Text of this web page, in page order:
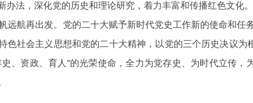
办法，深化党的历史和理论研究，着力丰富和传播红色文化。
远航再出发。党的二十大赋予新时代党史工作新的使命和任
色社会主义思想和党的二十大精神，以党的三个历史决议为
、资政、育人”的光荣使命，全力为党存史、为时代立传，